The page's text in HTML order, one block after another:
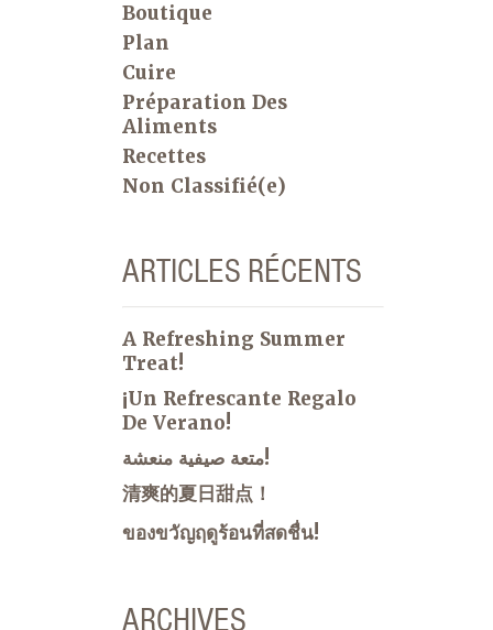
Boutique
Plan
Cuire
Préparation Des
Aliments
Recettes
Non Classifié(e)
ARTICLES RÉCENTS
A Refreshing Summer
Treat!
¡Un Refrescante Regalo
De Verano!
متعة صيفية منعشة!
清爽的夏日甜点！
ของขวัญฤดูร้อนที่สดชื่น!
ARCHIVES